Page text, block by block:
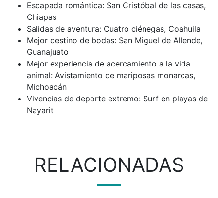
Escapada romántica: San Cristóbal de las casas,
Chiapas
Salidas de aventura: Cuatro ciénegas, Coahuila
Mejor destino de bodas: San Miguel de Allende,
Guanajuato
Mejor experiencia de acercamiento a la vida
animal: Avistamiento de mariposas monarcas,
Michoacán
Vivencias de deporte extremo: Surf en playas de
Nayarit
RELACIONADAS